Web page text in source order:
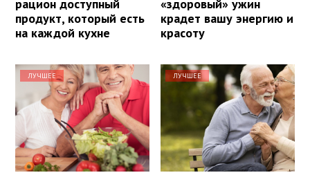
рацион доступный
продукт, который есть
на каждой кухне
«здоровый» ужин
крадет вашу энергию и
красоту
ЛУЧШЕЕ ЛУЧШЕЕ